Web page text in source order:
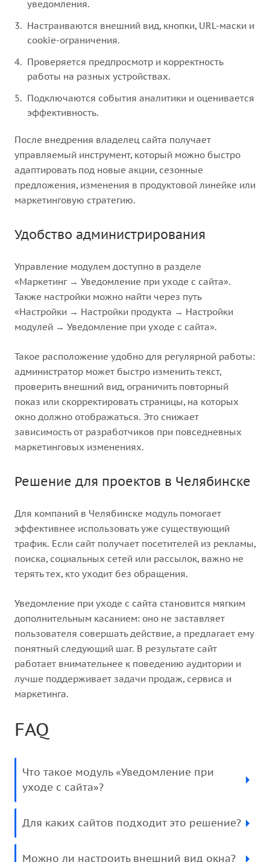
уведомления.
Настраиваются внешний вид, кнопки, URL-маски и
cookie-ограничения.
Проверяется предпросмотр и корректность
работы на разных устройствах.
Подключаются события аналитики и оценивается
эффективность.
После внедрения владелец сайта получает
управляемый инструмент, который можно быстро
адаптировать под новые акции, сезонные
предложения, изменения в продуктовой линейке или
маркетинговую стратегию.
Удобство администрирования
Управление модулем доступно в разделе
«Маркетинг → Уведомление при уходе с сайта».
Также настройки можно найти через путь
«Настройки → Настройки продукта → Настройки
модулей → Уведомление при уходе с сайта».
Такое расположение удобно для регулярной работы:
администратор может быстро изменить текст,
проверить внешний вид, ограничить повторный
показ или скорректировать страницы, на которых
окно должно отображаться. Это снижает
зависимость от разработчиков при повседневных
маркетинговых изменениях.
Решение для проектов в Челябинске
Для компаний в Челябинске модуль помогает
эффективнее использовать уже существующий
трафик. Если сайт получает посетителей из рекламы,
поиска, социальных сетей или рассылок, важно не
терять тех, кто уходит без обращения.
Уведомление при уходе с сайта становится мягким
дополнительным касанием: оно не заставляет
пользователя совершать действие, а предлагает ему
понятный следующий шаг. В результате сайт
работает внимательнее к поведению аудитории и
лучше поддерживает задачи продаж, сервиса и
маркетинга.
FAQ
Что такое модуль «Уведомление при
уходе с сайта»?
Для каких сайтов подходит это решение?
Можно ли настроить внешний вид окна?